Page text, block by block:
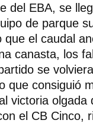
del EBA, se
de parque
el caudal
canasta, los
se
que consiguió
victoria olgada
el CB Cinco,